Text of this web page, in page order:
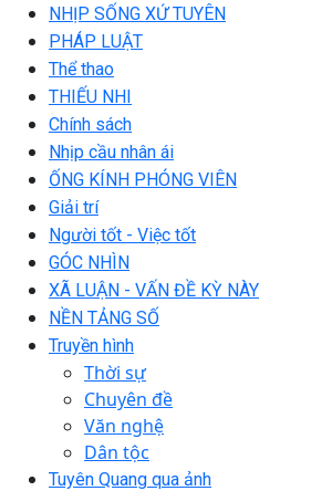
NHỊP SỐNG XỨ TUYÊN
PHÁP LUẬT
Thể thao
THIẾU NHI
Chính sách
Nhịp cầu nhân ái
ỐNG KÍNH PHÓNG VIÊN
Giải trí
Người tốt - Việc tốt
GÓC NHÌN
XÃ LUẬN - VẤN ĐỀ KỲ NÀY
NỀN TẢNG SỐ
Truyền hình
Thời sự
Chuyên đề
Văn nghệ
Dân tộc
Tuyên Quang qua ảnh